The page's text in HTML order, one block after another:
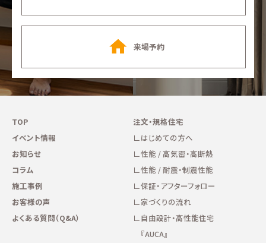
来場予約
TOP
イベント情報
お知らせ
コラム
施工事例
お客様の声
よくある質問（Q&A）
注文・規格住宅
はじめての方へ
性能 / 高気密・高断熱
性能 / 耐震・制震性能
保証・アフターフォロー
家づくりの流れ
自由設計・高性能住宅
『AUCA』